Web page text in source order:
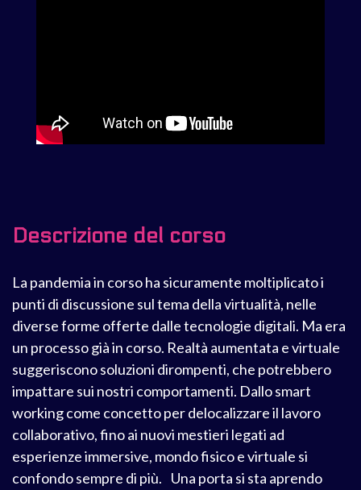
Descrizione del corso
La pandemia in corso ha sicuramente moltiplicato i
punti di discussione sul tema della virtualità, nelle
diverse forme offerte dalle tecnologie digitali. Ma era
un processo già in corso. Realtà aumentata e virtuale
suggeriscono soluzioni dirompenti, che potrebbero
impattare sui nostri comportamenti. Dallo smart
working come concetto per delocalizzare il lavoro
collaborativo, fino ai nuovi mestieri legati ad
esperienze immersive, mondo fisico e virtuale si
confondo sempre di più. Una porta si sta aprendo